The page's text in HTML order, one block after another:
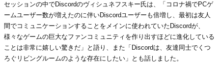
セッションの中でDiscordのヴィシュネフスキー氏は、「コロナ禍でPCゲ
ームユーザー数が増えたのに伴いDiscordユーザーも倍増し、最初は友人
間でコミュニケーションすることをメインに使われていたDiscordが、
様々なゲームの巨大なファンコミュニティを作り出すほどに進化している
ことは非常に嬉しい驚きだ」と語り、また「Discordは、友達同士でくつ
ろぐリビングルームのような存在にしたい」とも話しました。